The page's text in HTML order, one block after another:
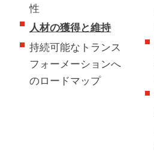
性
人材の獲得と維持
持続可能なトランス
フォーメーションへ
のロードマップ